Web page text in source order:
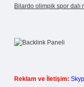
Bilardo olimpik spor dalı
Reklam ve İletişim: